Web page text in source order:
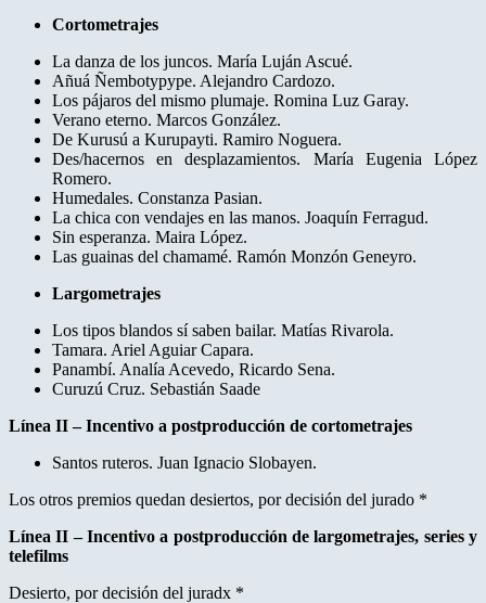
Cortometrajes
La danza de los juncos. María Luján Ascué.
Añuá Ñembotypype. Alejandro Cardozo.
Los pájaros del mismo plumaje. Romina Luz Garay.
Verano eterno. Marcos González.
De Kurusú a Kurupayti. Ramiro Noguera.
Des/hacernos en desplazamientos. María Eugenia López
Romero.
Humedales. Constanza Pasian.
La chica con vendajes en las manos. Joaquín Ferragud.
Sin esperanza. Maira López.
Las guainas del chamamé. Ramón Monzón Geneyro.
Largometrajes
Los tipos blandos sí saben bailar. Matías Rivarola.
Tamara. Ariel Aguiar Capara.
Panambí. Analía Acevedo, Ricardo Sena.
Curuzú Cruz. Sebastián Saade
Línea II – Incentivo a postproducción de cortometrajes
Santos ruteros. Juan Ignacio Slobayen.
Los otros premios quedan desiertos, por decisión del jurado *
Línea II – Incentivo a postproducción de largometrajes, series y
telefilms
Desierto, por decisión del juradx *